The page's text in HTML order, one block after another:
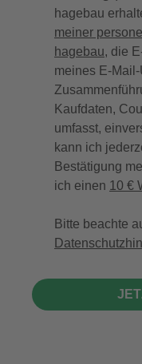
hagebau
meiner
hagebau, die
meines E-
Kaufdaten,
umfasst,
kann ich
Bestätigung
ich einen 10 €
Bitte beachte